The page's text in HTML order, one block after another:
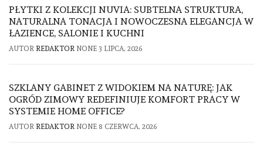
PŁYTKI Z KOLEKCJI NUVIA: SUBTELNA STRUKTURA,
NATURALNA TONACJA I NOWOCZESNA ELEGANCJA W
ŁAZIENCE, SALONIE I KUCHNI
AUTOR REDAKTOR NONE 3 LIPCA, 2026
SZKLANY GABINET Z WIDOKIEM NA NATURĘ: JAK
OGRÓD ZIMOWY REDEFINIUJE KOMFORT PRACY W
SYSTEMIE HOME OFFICE?
AUTOR REDAKTOR NONE 8 CZERWCA, 2026